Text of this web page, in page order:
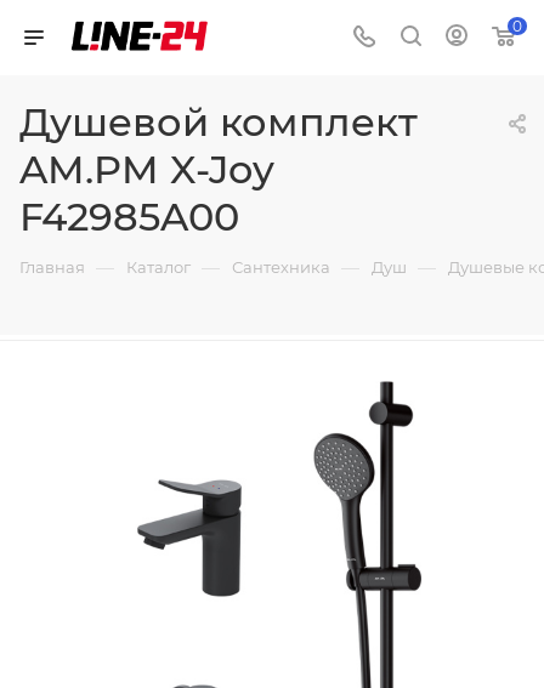
0
Душевой комплект
AM.PM X-Joy
F42985A00
Главная — Каталог — Сантехника — Душ — Душевые